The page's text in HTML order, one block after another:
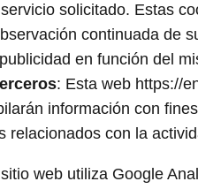
solicitado. Estas
continuada de
en función del
: Esta web https://
información con
relacionados con la
web utiliza Google